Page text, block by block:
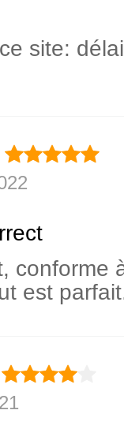
site:
conforme
est